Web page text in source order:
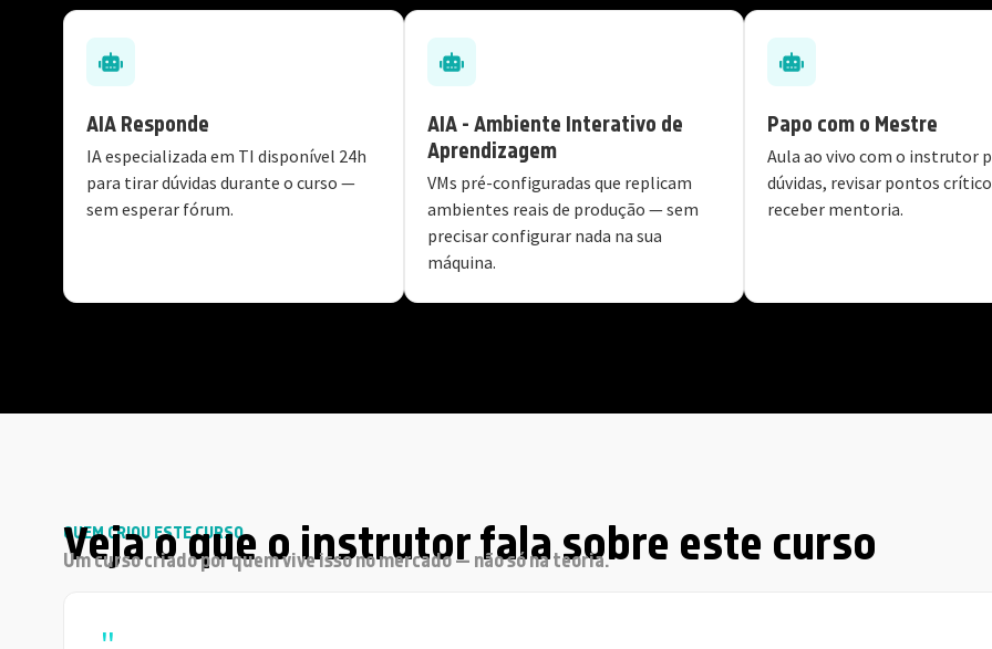
AIA Responde
IA especializada em TI disponível 24h
para tirar dúvidas durante o curso —
sem esperar fórum.
AIA - Ambiente Interativo de
Aprendizagem
VMs pré-configuradas que replicam
ambientes reais de produção — sem
precisar configurar nada na sua
máquina.
Papo com o Mestre
Aula ao vivo com o instrutor
dúvidas, revisar pontos
receber mentoria.
QUEM CRIOU ESTE CURSO
Veja o que o instrutor fala sobre este curso
Um curso criado por quem vive isso no mercado — não só na teoria.